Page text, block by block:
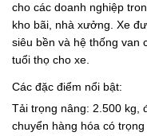
cho các doanh nghiệp
kho bãi, nhà xưởng. Xe
siêu bền và hệ thống van
tuổi thọ cho xe.
Các đặc điểm nổi bật:
Tải trọng nâng: 2.500 kg,
chuyển hàng hóa có trọng